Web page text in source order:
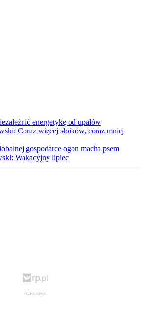
energetykę od upałów
Coraz więcej słoików, coraz mniej
gospodarce ogon macha psem
Wakacyjny lipiec